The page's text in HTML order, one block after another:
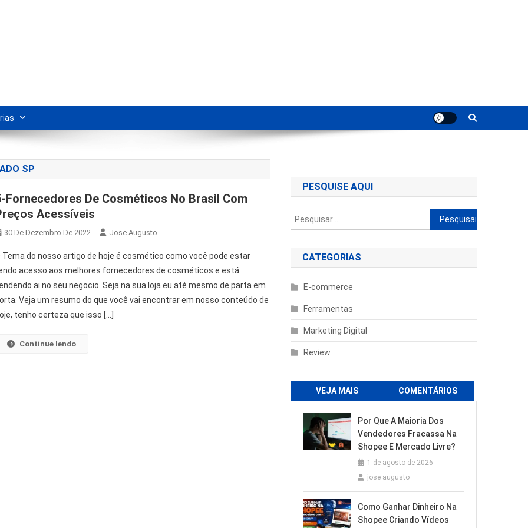
SP
Fornecedores De Cosméticos No Brasil Com
Acessíveis
30 De Dezembro De 2022 Jose Augusto
Tema do nosso artigo de hoje é cosmético como você pode estar
acesso aos melhores fornecedores de cosméticos e está
ai no seu negocio. Seja na sua loja eu até mesmo de parta em
Veja um resumo do que você vai encontrar em nosso conteúdo de
tenho certeza que isso […]
Continue lendo
PESQUISE AQUI
Pesquisar
por:
CATEGORIAS
E-commerce
Ferramentas
Marketing Digital
Review
VEJA MAIS COMENTÁRIOS
Por Que A Maioria Dos
Vendedores Fracassa Na
Shopee E Mercado Livre?
1 de agosto de 2026
jose augusto
Como Ganhar Dinheiro Na
Shopee Criando Vídeos